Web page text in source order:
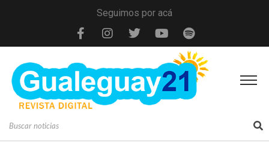
Seguimos por acá